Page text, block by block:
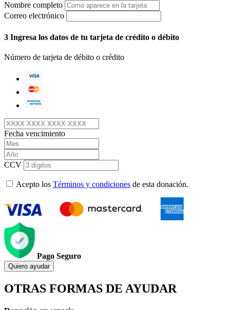
Nombre completo
Correo electrónico
3 Ingresa los datos de tu tarjeta de crédito o débito
Número de tarjeta de débito o crédito
Fecha vencimiento
CCV
Acepto los Términos y condiciones de esta donación.
Pago Seguro
Quiero ayudar
OTRAS FORMAS DE AYUDAR